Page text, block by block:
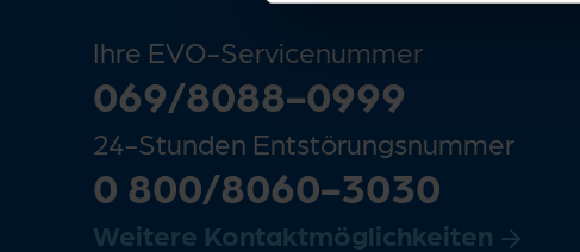
Ihre EVO-Servicenummer
069/8088-0999
24-Stunden Entstörungsnummer
0 800/8060-3030
Weitere Kontaktmöglichkeiten